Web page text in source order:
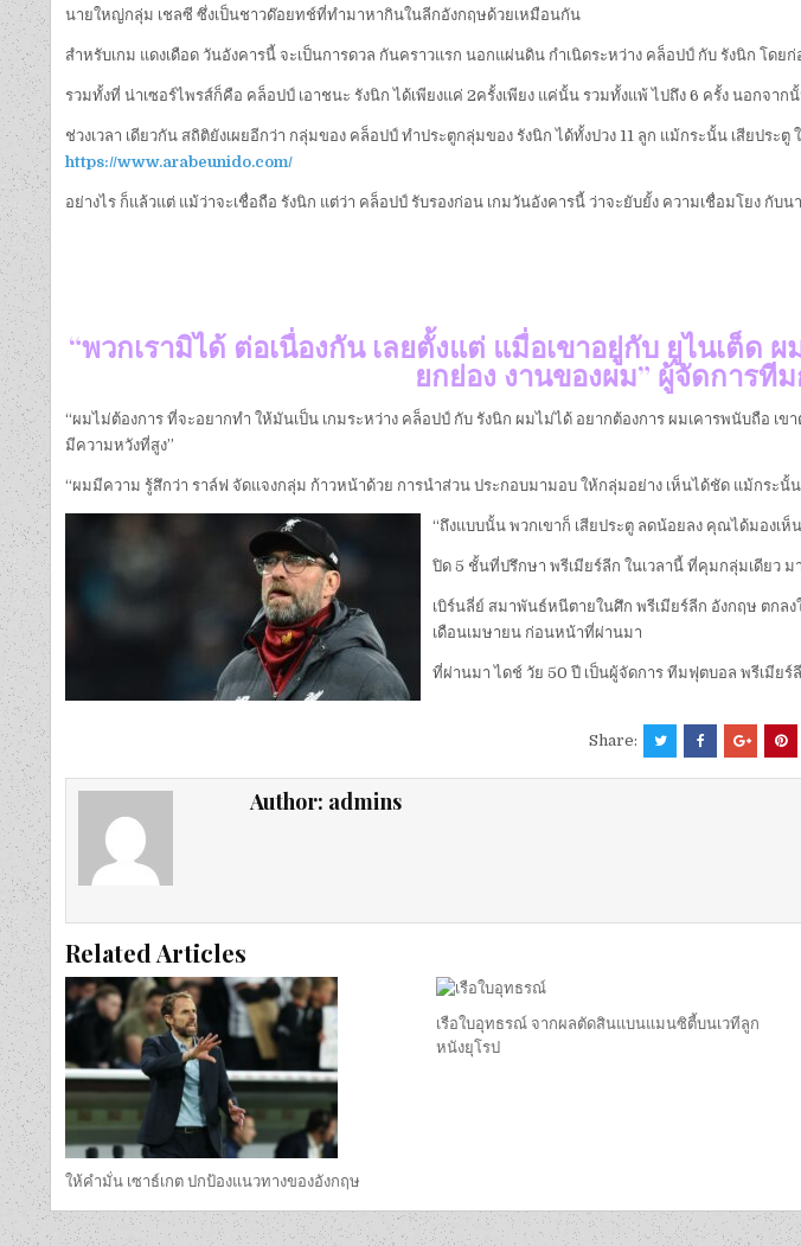
นายใหญ่กลุ่ม เชลซี ซึ่งเป็นชาวด๊อยทช์ที่ทำมาหากินในลีกอังกฤษด้วยเหมือนกัน
สำหรับเกม แดงเดือด วันอังคารนี้ จะเป็นการดวล กันคราวแรก นอกแผ่นดิน กำเนิดระหว่าง คล็อปป์ กับ รังนิก โด
รวมทั้งที่ น่าเซอร์ไพรส์ก็คือ คล็อปป์ เอาชนะ รังนิก ได้เพียงแค่ 2ครั้งเพียง แค่นั้น รวมทั้งแพ้ ไปถึง 6 ครั้ง นอกจาก
ช่วงเวลา เดียวกัน สถิติยังเผยอีกว่า กลุ่มของ คล็อปป์ ทำประตูกลุ่มของ รังนิก ได้ทั้งปวง 11 ลูก แม้กระนั้น เสียประ
https://www.arabeunido.com/
อย่างไร ก็แล้วแต่ แม้ว่าจะเชื่อถือ รังนิก แต่ว่า คล็อปป์ รับรองก่อน เกมวันอังคารนี้ ว่าจะยับยั้ง ความเชื่อมโยง กับน
“พวกเรามิได้ ต่อเนื่องกัน เลยตั้งแต่ แมื่อเขาอยู่กับ ยูไนเต็ด
ยกย่อง งานของผม” ผู้จัดการที
“ผมไม่ต้องการ ที่จะอยากทำ ให้มันเป็น เกมระหว่าง คล็อปป์ กับ รังนิก ผมไม่ได้ อยากต้องการ ผมเคารพนับถือ เ
มีความหวังที่สูง”
“ผมมีความ รู้สึกว่า ราล์ฟ จัดแจงกลุ่ม ก้าวหน้าด้วย การนำส่วน ประกอบมามอบ ให้กลุ่มอย่าง เห็นได้ชัด แม้กระนั้
“ถึงแบบนั้น พวกเขาก็ เสียประตู ลดน้อยลง คุณได้มองเห็
ปิด 5 ชั้นที่ปรึกษา พรีเมียร์ลีก ในเวลานี้ ที่คุมกลุ่มเดียว
เบิร์นลี่ย์ สมาพันธ์หนีตายในศึก พรีเมียร์ลีก อังกฤษ ตกล
เดือนเมษายน ก่อนหน้าที่ผ่านมา
ที่ผ่านมา ไดช์ วัย 50 ปี เป็นผู้จัดการ ทีมฟุตบอล พรีเมียร์
Share:
Author: admins
Related Articles
ให้คำมั่น เซาธ์เกต ปกป้องแนวทางของอังกฤษ
เรือใบอุทธรณ์ จากผลตัดสินแบนแมนซิตี้บนเวทีลูก
หนังยุโรป